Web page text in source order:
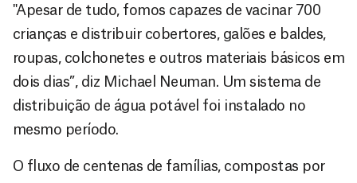
"Apesar de tudo, fomos capazes de vacinar 700
crianças e distribuir cobertores, galões e baldes,
roupas, colchonetes e outros materiais básicos em
dois dias”, diz Michael Neuman. Um sistema de
distribuição de água potável foi instalado no
mesmo período.
O fluxo de centenas de famílias, compostas por